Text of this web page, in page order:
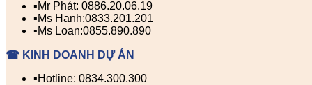
▪️Mr Phát: 0886.20.06.19
▪️Ms Hạnh:0833.201.201
▪️Ms Loan:0855.890.890
☎ KINH DOANH DỰ ÁN
▪️Hotline: 0834.300.300